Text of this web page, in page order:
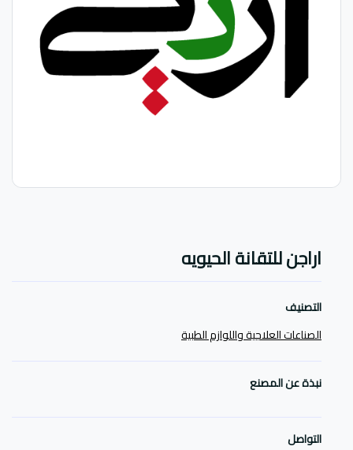
اراجن للتقانة الحيويه
التصنيف
الصناعات العلاجية واللوازم الطبية
نبذة عن المصنع
التواصل